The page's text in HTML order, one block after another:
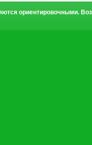
ориентировочными.